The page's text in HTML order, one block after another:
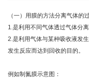
（一）用膜的方法分离气体的
1.是利用不同气体透过气体分
2.是利用气体与某种吸收液发
发生反应而达到回收的目的。
例如制氮膜示意图：